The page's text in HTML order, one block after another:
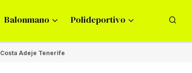
Balonmano Polideportivo
Costa Adeje Tenerife